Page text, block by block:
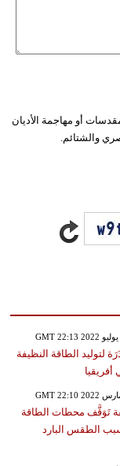
أو مهاجمة الأديان
والشتائم.
لتوليد الطاقة النظيفة
أفريقيا
تَوَقَّف محطات الطاقة
الطقس البارد